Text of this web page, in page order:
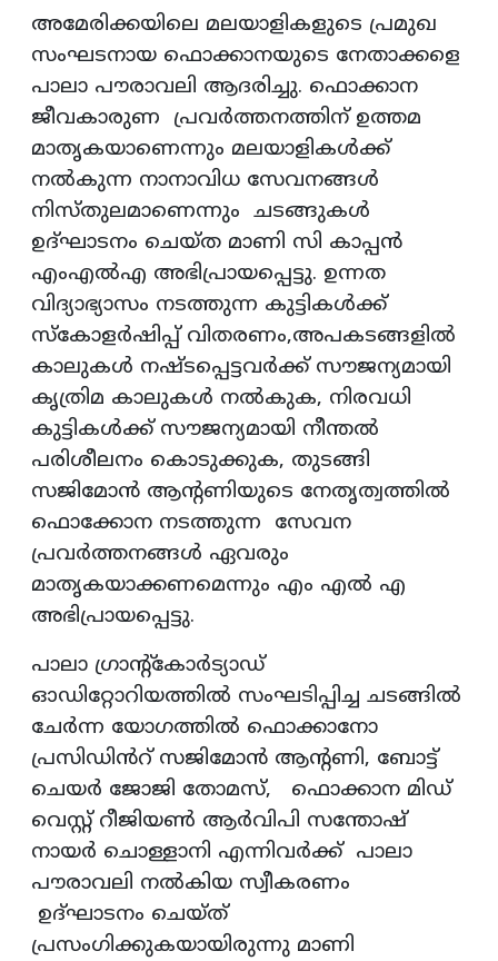
അമേരിക്കയിലെ മലയാളികളുടെ പ്രമുഖ
സംഘടനായ ഫൊക്കാനയുടെ നേതാക്കളെ
പാലാ പൗരാവലി ആദരിച്ചു. ഫൊക്കാന
ജീവകാരുണ പ്രവർത്തനത്തിന് ഉത്തമ
മാതൃകയാണെന്നും മലയാളികൾക്ക്
നൽകുന്ന നാനാവിധ സേവനങ്ങൾ
നിസ്തുലമാണെന്നും ചടങ്ങുകൾ
ഉദ്ഘാടനം ചെയ്ത മാണി സി കാപ്പൻ
എംഎൽഎ അഭിപ്രായപ്പെട്ടു. ഉന്നത
വിദ്യാഭ്യാസം നടത്തുന്ന കുട്ടികൾക്ക്
സ്കോളർഷിപ്പ് വിതരണം,അപകടങ്ങളിൽ
കാലുകൾ നഷ്ടപ്പെട്ടവർക്ക് സൗജന്യമായി
കൃത്രിമ കാലുകൾ നൽകുക, നിരവധി
കുട്ടികൾക്ക് സൗജന്യമായി നീന്തൽ
പരിശീലനം കൊടുക്കുക, തുടങ്ങി
സജിമോൻ ആൻ്റണിയുടെ നേതൃത്വത്തിൽ
ഫൊക്കോന നടത്തുന്ന സേവന
പ്രവർത്തനങ്ങൾ ഏവരും
മാതൃകയാക്കണമെന്നും എം എൽ എ
അഭിപ്രായപ്പെട്ടു.
പാലാ ഗ്രാൻ്റ്കോർട്യാഡ്
ഓഡിറ്റോറിയത്തിൽ സംഘടിപ്പിച്ച ചടങ്ങിൽ
ചേർന്ന യോഗത്തിൽ ഫൊക്കാനോ
പ്രസിഡിൻറ് സജിമോൻ ആൻ്റണി, ബോട്ട്
ചെയർ ജോജി തോമസ്, ഫൊക്കാന മിഡ്
വെസ്റ്റ് റീജിയൺ ആർവിപി സന്തോഷ്
നായർ ചൊള്ളാനി എന്നിവർക്ക് പാലാ
പൗരാവലി നൽകിയ സ്വീകരണം
ഉദ്ഘാടനം ചെയ്ത്
പ്രസംഗിക്കുകയായിരുന്നു മാണി